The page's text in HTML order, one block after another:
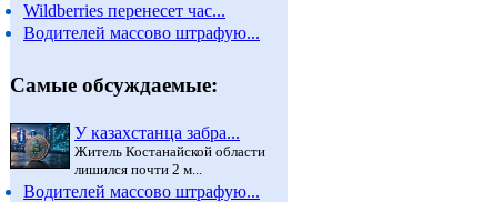
Wildberries перенесет час...
Водителей массово штрафую...
Самые обсуждаемые:
У казахстанца забра...
Житель Костанайской области
лишился почти 2 м...
Водителей массово штрафую...